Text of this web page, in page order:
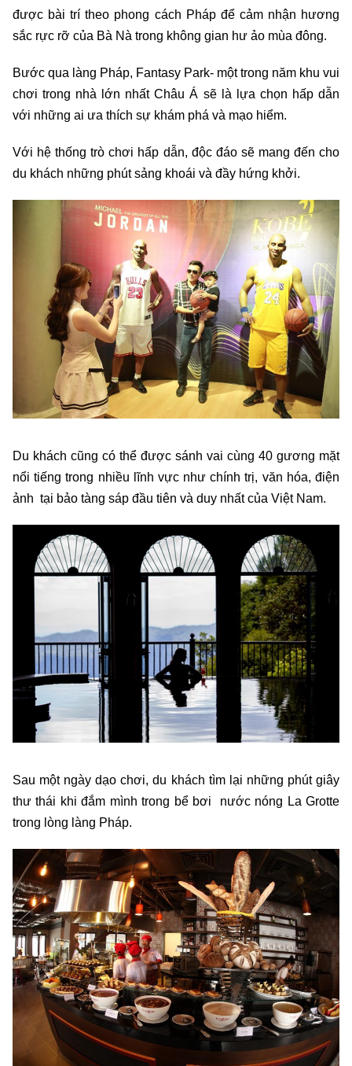
được bài trí theo phong cách Pháp để cảm nhận hương
sắc rực rỡ của Bà Nà trong không gian hư ảo mùa đông.
Bước qua làng Pháp, Fantasy Park- một trong năm khu vui
chơi trong nhà lớn nhất Châu Á sẽ là lựa chọn hấp dẫn
với những ai ưa thích sự khám phá và mạo hiểm.
Với hệ thống trò chơi hấp dẫn, độc đáo sẽ mang đến cho
du khách những phút sảng khoái và đầy hứng khởi.
Du khách cũng có thể được sánh vai cùng 40 gương mặt
nổi tiếng trong nhiều lĩnh vực như chính trị, văn hóa, điện
ảnh tại bảo tàng sáp đầu tiên và duy nhất của Việt Nam.
Sau một ngày dạo chơi, du khách tìm lại những phút giây
thư thái khi đắm mình trong bể bơi nước nóng La Grotte
trong lòng làng Pháp.